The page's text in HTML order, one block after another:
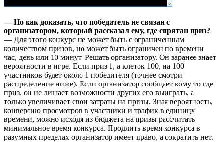
— Но как доказать, что победитель не связан с
организатором, который рассказал ему, где спрятан приз?
— Для этого конкурс не может быть с ограниченным
количеством призов, но может быть ограничен по времени
час, день или 10 минут. Решать организатору. Он заранее знает
вероятности в игре. Если приз 1, а клеток 100, на 100
участников будет около 1 победителя (точнее смотри
распределение ниже). Если организатор сообщает кому-то где
приз, он не лишает возможности других его выиграть, а
только увеличивает свои затраты на призы. Зная вероятность,
конверсию просмотров в участники и трафик в единицу
времени, можно исходя из бюджета на призы рассчитать
минимальное время конкурса. Продлить время конкурса в
разумных пределах организатор имеет право, а сократить нет.